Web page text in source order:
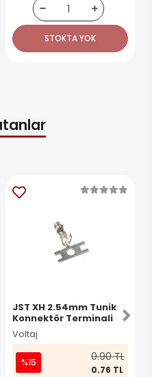
STOKTA YOK
JST XH 2.54mm Tunik
Konnektör Terminali
Voltaj
%15 0.90 TL
0.76 TL